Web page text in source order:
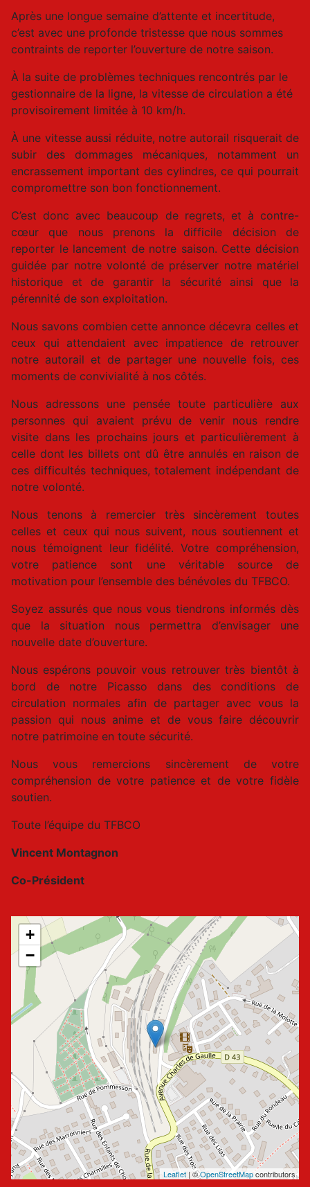
Après une longue semaine d’attente et incertitude,
c’est avec une profonde tristesse que nous sommes
contraints de reporter l’ouverture de notre saison.
À la suite de problèmes techniques rencontrés par le
gestionnaire de la ligne, la vitesse de circulation a été
provisoirement limitée à 10 km/h.
À une vitesse aussi réduite, notre autorail risquerait de
subir des dommages mécaniques, notamment un
encrassement important des cylindres, ce qui pourrait
compromettre son bon fonctionnement.
C’est donc avec beaucoup de regrets, et à contre-
cœur que nous prenons la difficile décision de
reporter le lancement de notre saison. Cette décision
guidée par notre volonté de préserver notre matériel
historique et de garantir la sécurité ainsi que la
pérennité de son exploitation.
Nous savons combien cette annonce décevra celles et
ceux qui attendaient avec impatience de retrouver
notre autorail et de partager une nouvelle fois, ces
moments de convivialité à nos côtés.
Nous adressons une pensée toute particulière aux
personnes qui avaient prévu de venir nous rendre
visite dans les prochains jours et particulièrement à
celle dont les billets ont dû être annulés en raison de
ces difficultés techniques, totalement indépendant de
notre volonté.
Nous tenons à remercier très sincèrement toutes
celles et ceux qui nous suivent, nous soutiennent et
nous témoignent leur fidélité. Votre compréhension,
votre patience sont une véritable source de
motivation pour l’ensemble des bénévoles du TFBCO.
Soyez assurés que nous vous tiendrons informés dès
que la situation nous permettra d’envisager une
nouvelle date d’ouverture.
Nous espérons pouvoir vous retrouver très bientôt à
bord de notre Picasso dans des conditions de
circulation normales afin de partager avec vous la
passion qui nous anime et de vous faire découvrir
notre patrimoine en toute sécurité.
Nous vous remercions sincèrement de votre
compréhension de votre patience et de votre fidèle
soutien.
Toute l’équipe du TFBCO
Vincent Montagnon
Co-Président
+
−
Leaflet | ©OpenStreetMapcontributors